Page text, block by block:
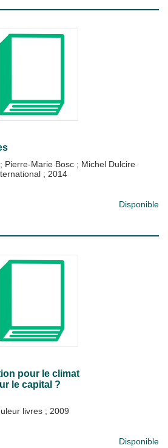
; Pierre-Marie Bosc ; Michel Dulcire
; 2014
Disponible
pour le climat
le capital ?
livres ; 2009
Disponible